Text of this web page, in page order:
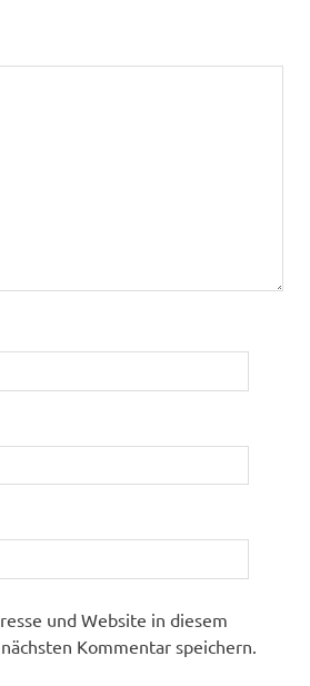
und Website in diesem
Kommentar speichern.